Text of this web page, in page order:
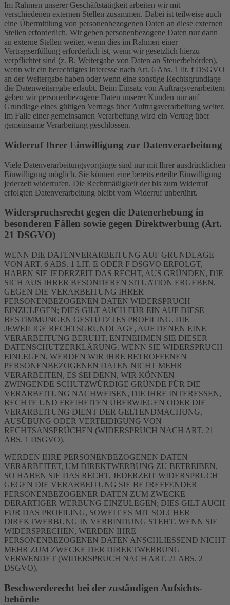
Im Rahmen unserer Geschäftstätigkeit arbeiten wir mit
verschiedenen externen Stellen zusammen. Dabei ist teilweise auch
eine Übermittlung von personenbezogenen Daten an diese externen
Stellen erforderlich. Wir geben personenbezogene Daten nur dann
an externe Stellen weiter, wenn dies im Rahmen einer
Vertragserfüllung erforderlich ist, wenn wir gesetzlich hierzu
verpflichtet sind (z. B. Weitergabe von Daten an Steuerbehörden),
wenn wir ein berechtigtes Interesse nach Art. 6 Abs. 1 lit. f DSGVO
an der Weitergabe haben oder wenn eine sonstige Rechtsgrundlage
die Datenweitergabe erlaubt. Beim Einsatz von Auftragsverarbeitern
geben wir personenbezogene Daten unserer Kunden nur auf
Grundlage eines gültigen Vertrags über Auftragsverarbeitung weiter.
Im Falle einer gemeinsamen Verarbeitung wird ein Vertrag über
gemeinsame Verarbeitung geschlossen.
Widerruf Ihrer Einwilligung zur Datenverarbeitung
Viele Datenverarbeitungsvorgänge sind nur mit Ihrer ausdrücklichen
Einwilligung möglich. Sie können eine bereits erteilte Einwilligung
jederzeit widerrufen. Die Rechtmäßigkeit der bis zum Widerruf
erfolgten Datenverarbeitung bleibt vom Widerruf unberührt.
Widerspruchsrecht gegen die Datenerhebung in
besonderen Fällen sowie gegen Direktwerbung (Art.
21 DSGVO)
WENN DIE DATENVERARBEITUNG AUF GRUNDLAGE
VON ART. 6 ABS. 1 LIT. E ODER F DSGVO ERFOLGT,
HABEN SIE JEDERZEIT DAS RECHT, AUS GRÜNDEN, DIE
SICH AUS IHRER BESONDEREN SITUATION ERGEBEN,
GEGEN DIE VERARBEITUNG IHRER
PERSONENBEZOGENEN DATEN WIDERSPRUCH
EINZULEGEN; DIES GILT AUCH FÜR EIN AUF DIESE
BESTIMMUNGEN GESTÜTZTES PROFILING. DIE
JEWEILIGE RECHTSGRUNDLAGE, AUF DENEN EINE
VERARBEITUNG BERUHT, ENTNEHMEN SIE DIESER
DATENSCHUTZERKLÄRUNG. WENN SIE WIDERSPRUCH
EINLEGEN, WERDEN WIR IHRE BETROFFENEN
PERSONENBEZOGENEN DATEN NICHT MEHR
VERARBEITEN, ES SEI DENN, WIR KÖNNEN
ZWINGENDE SCHUTZWÜRDIGE GRÜNDE FÜR DIE
VERARBEITUNG NACHWEISEN, DIE IHRE INTERESSEN,
RECHTE UND FREIHEITEN ÜBERWIEGEN ODER DIE
VERARBEITUNG DIENT DER GELTENDMACHUNG,
AUSÜBUNG ODER VERTEIDIGUNG VON
RECHTSANSPRÜCHEN (WIDERSPRUCH NACH ART. 21
ABS. 1 DSGVO).
WERDEN IHRE PERSONENBEZOGENEN DATEN
VERARBEITET, UM DIREKTWERBUNG ZU BETREIBEN,
SO HABEN SIE DAS RECHT, JEDERZEIT WIDERSPRUCH
GEGEN DIE VERARBEITUNG SIE BETREFFENDER
PERSONENBEZOGENER DATEN ZUM ZWECKE
DERARTIGER WERBUNG EINZULEGEN; DIES GILT AUCH
FÜR DAS PROFILING, SOWEIT ES MIT SOLCHER
DIREKTWERBUNG IN VERBINDUNG STEHT. WENN SIE
WIDERSPRECHEN, WERDEN IHRE
PERSONENBEZOGENEN DATEN ANSCHLIESSEND NICHT
MEHR ZUM ZWECKE DER DIREKTWERBUNG
VERWENDET (WIDERSPRUCH NACH ART. 21 ABS. 2
DSGVO).
Beschwerde­recht bei der zuständigen Aufsichts­
behörde